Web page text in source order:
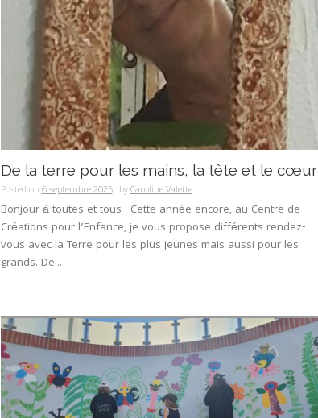
De la terre pour les mains, la tête et le cœur
Posted on6 septembre 2025 byCaroline Valette
Bonjour à toutes et tous . Cette année encore, au Centre de
Créations pour l’Enfance, je vous propose différents rendez-
vous avec la Terre pour les plus jeunes mais aussi pour les
grands. De...